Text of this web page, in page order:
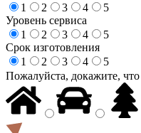
1
2 3 4
5
Уровень сервиса
1
2 3 4
5
Срок изготовления
1
2 3 4
5
Пожалуйста, докажите,